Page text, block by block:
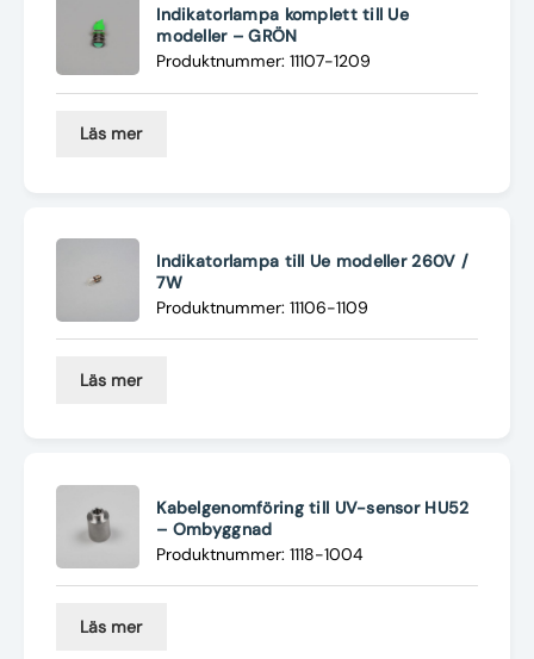
Indikatorlampa komplett till Ue
modeller – GRÖN
Produktnummer: 11107-1209
Läs mer
Indikatorlampa till Ue modeller 260V /
7W
Produktnummer: 11106-1109
Läs mer
Kabelgenomföring till UV-sensor HU52
– Ombyggnad
Produktnummer: 1118-1004
Läs mer